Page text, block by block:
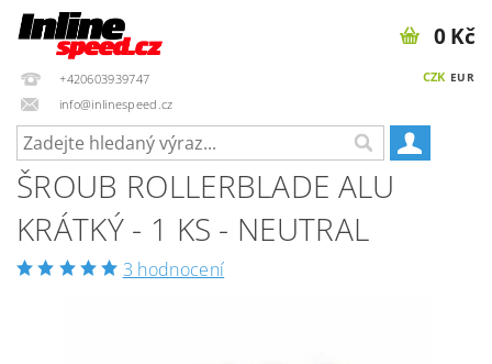
+420603939747
info@inlinespeed.cz
CZK EUR
0 Kč
ŠROUB ROLLERBLADE ALU
KRÁTKÝ - 1 KS - NEUTRAL
3 hodnocení